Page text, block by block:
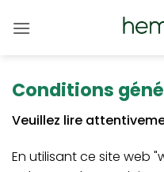
au
Conditions
Veuillez lire
En utilisant ce site web